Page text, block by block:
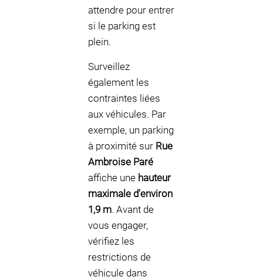
attendre pour entrer
si le parking est
plein.
Surveillez
également les
contraintes liées
aux véhicules. Par
exemple, un parking
à proximité sur Rue
Ambroise Paré
affiche une hauteur
maximale d'environ
1,9 m. Avant de
vous engager,
vérifiez les
restrictions de
véhicule dans